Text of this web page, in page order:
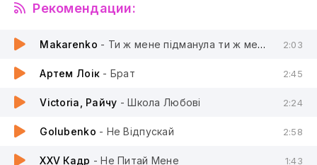
Рекомендации:
Makarenko - Ти ж мене пiдманула ти ж мене пiдвела 2:03
Артем Лоік - Брат 2:45
Victoria, Райчу - Школа Любові 2:24
Golubenko - Не Відпускай 2:58
XXV Кадр - Не Питай Мене 1:43